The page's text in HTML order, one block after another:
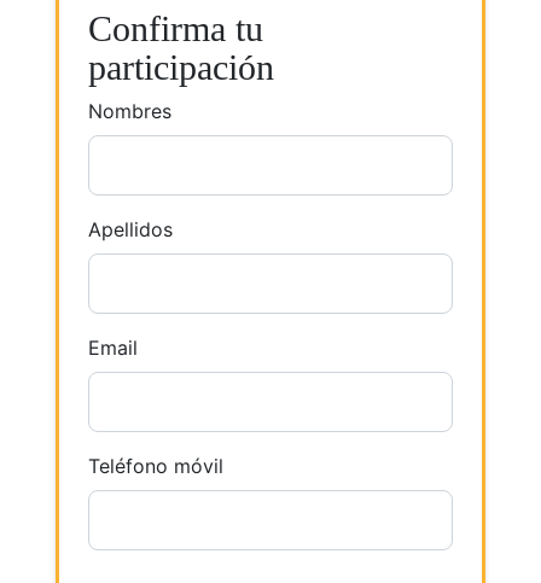
Confirma tu
participación
Nombres
Apellidos
Email
Teléfono móvil